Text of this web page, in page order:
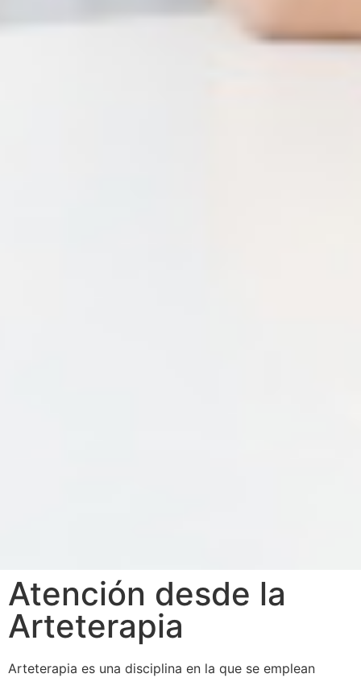
Atención desde la
Arteterapia
Arteterapia es una disciplina en la que se emplean